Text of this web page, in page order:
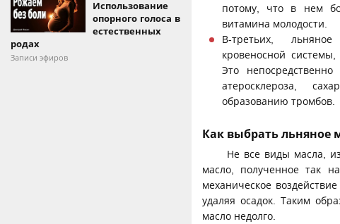
Использование
опорного голоса в
естественных
родах
Записи эфиров
потому, что в нем
витамина молодости.
В-третьих,
кровеносной
Это
атеросклероза,
образованию тромбов.
Как выбрать льняное
Не все виды масла,
масло, полученное так
механическое
удаляя осадок. Таким
масло недолго.